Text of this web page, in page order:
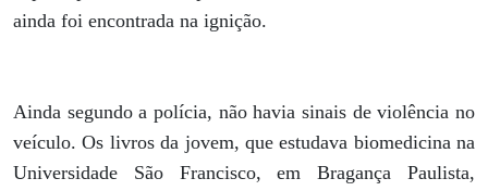
ainda foi encontrada na ignição.
Ainda segundo a polícia, não havia sinais de violência no
veículo. Os livros da jovem, que estudava biomedicina na
Universidade São Francisco, em Bragança Paulista,